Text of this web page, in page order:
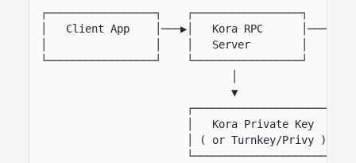
┌─────────────────┐    ┌─────────────────┐
│   Client App    │───▶│   Kora RPC      │───▶│
│                 │    │   Server        │    │
└─────────────────┘    └─────────────────┘
▼
┌──────────────────────┐
│   Kora Private Key   │
│ ( or Turnkey/Privy ) │
└──────────────────────┘